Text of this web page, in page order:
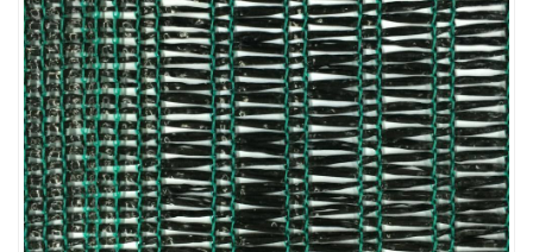
LƯỚI CHE NẮNG